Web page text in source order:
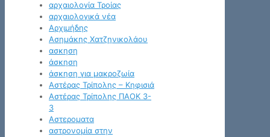
αρχαιολογία Τροίας
αρχαιολογικά νέα
Αρχιμήδης
Ασημάκης Χατζηνικολάου
ασκηση
άσκηση
άσκηση για μακροζωία
Αστέρας Τρίπολης – Κηφισιά
Αστέρας Τρίπολης ΠΑΟΚ 3-
3
Αστεροματα
αστρονομία στην